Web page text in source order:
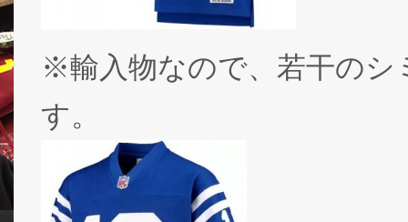
※輸入物なので、若干のシ
す。